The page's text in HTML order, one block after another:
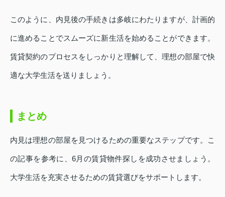
このように、内見後の手続きは多岐にわたりますが、計画的
に進めることでスムーズに新生活を始めることができます。
賃貸契約のプロセスをしっかりと理解して、理想の部屋で快
適な大学生活を送りましょう。
まとめ
内見は理想の部屋を見つけるための重要なステップです。こ
の記事を参考に、6月の賃貸物件探しを成功させましょう。
大学生活を充実させるための賃貸選びをサポートします。